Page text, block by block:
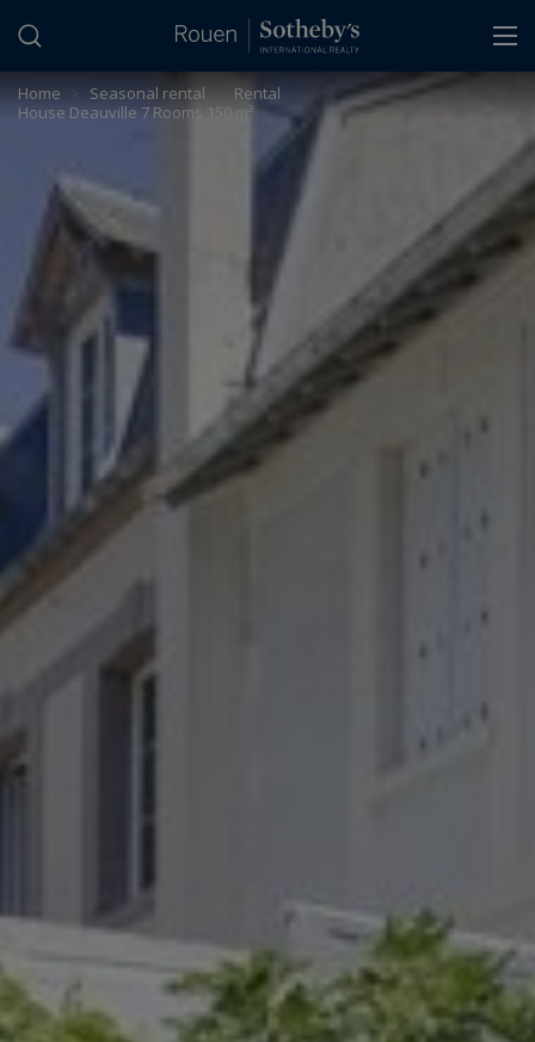
Home > Seasonal rental
Rental
House Deauville 7 Rooms 150 m²